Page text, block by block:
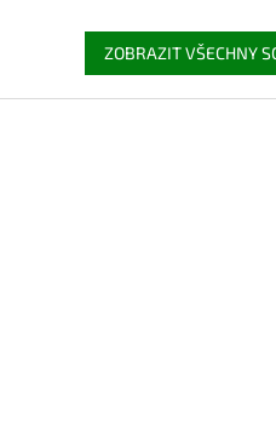
ZOBRAZIT VŠECHNY